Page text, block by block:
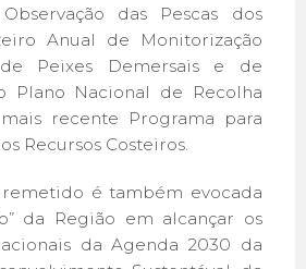
das Pescas dos
Anual de Monitorização
Peixes Demersais e de
Plano Nacional de Recolha
recente Programa para
Recursos Costeiros.
é também evocada
da Região em alcançar os
da Agenda 2030 da